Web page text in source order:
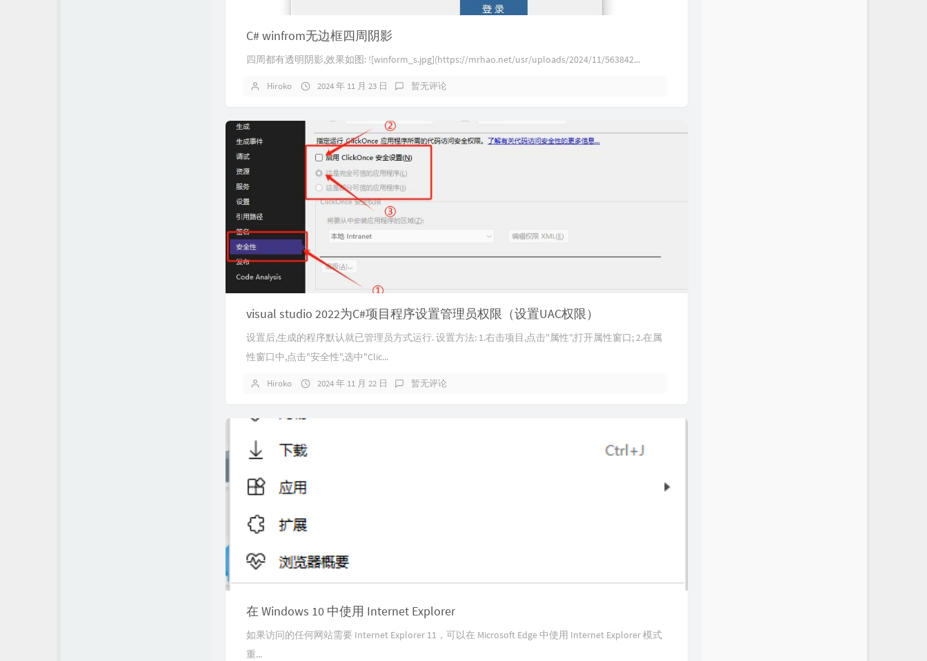
C# winfrom无边框四周阴影
四周都有透明阴影,效果如图: ![winform_s.jpg](https://mrhao.net/usr/uploads/2024/11/563842...
Hiroko 2024 年 11 月 23 日 暂无评论
visual studio 2022为C#项目程序设置管理员权限（设置UAC权限）
设置后,生成的程序默认就已管理员方式运行. 设置方法: 1.右击项目,点击"属性",打开属性窗口; 2.在属
性窗口中,点击"安全性",选中"Clic...
Hiroko 2024 年 11 月 22 日 暂无评论
在 Windows 10 中使用 Internet Explorer
如果访问的任何网站需要 Internet Explorer 11，可以在 Microsoft Edge 中使用 Internet Explorer 模式
重...